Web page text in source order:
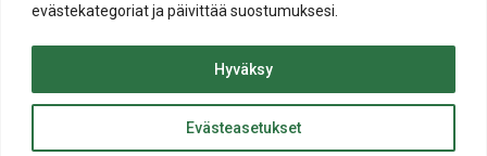
evästekategoriat ja päivittää suostumuksesi.
Evästeasetukset
Hyväksy